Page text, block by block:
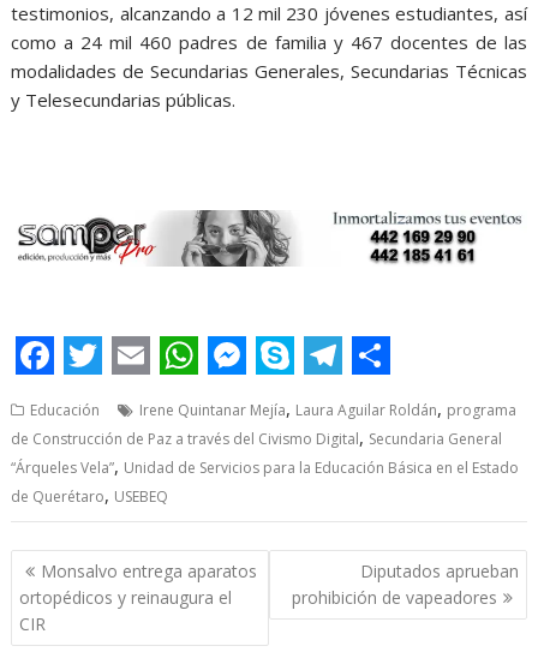
testimonios, alcanzando a 12 mil 230 jóvenes estudiantes, así
como a 24 mil 460 padres de familia y 467 docentes de las
modalidades de Secundarias Generales, Secundarias Técnicas
y Telesecundarias públicas.
F
a
c
e
b
o
o
T
w
i
t
t
e
E
m
a
i
l
W
h
a
t
s
A
p
M
e
s
s
e
n
S
k
y
p
e
T
e
l
e
g
r
a
S
h
a
r
e
Educación Irene Quintanar Mejía, Laura Aguilar Roldán, programa
de Construcción de Paz a través del Civismo Digital, Secundaria General
“Árqueles Vela”, Unidad de Servicios para la Educación Básica en el Estado
de Querétaro, USEBEQ
Post
navigation
Monsalvo entrega aparatos
ortopédicos y reinaugura el
CIR
Diputados aprueban
prohibición de vapeadores